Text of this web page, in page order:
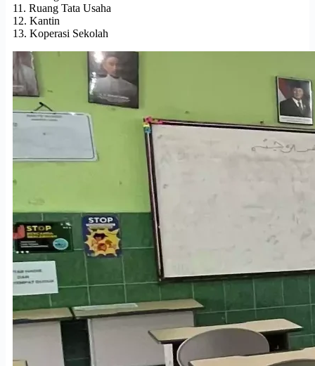
11. Ruang Tata Usaha
12. Kantin
13. Koperasi Sekolah